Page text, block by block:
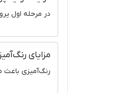
در مرحله اول
مزایای رنگ‌آمیزی
رنگ‌آمیزی باعث